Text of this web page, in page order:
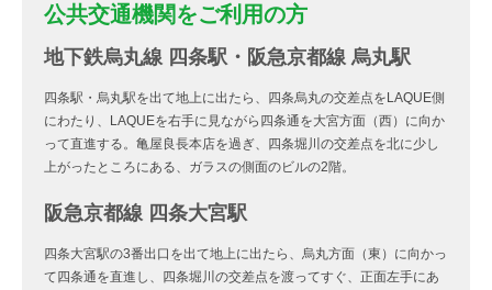
公共交通機関をご利用の方
地下鉄烏丸線 四条駅・阪急京都線 烏丸駅
四条駅・烏丸駅を出て地上に出たら、四条烏丸の交差点をLAQUE側
にわたり、LAQUEを右手に見ながら四条通を大宮方面（西）に向か
って直進する。亀屋良長本店を過ぎ、四条堀川の交差点を北に少し
上がったところにある、ガラスの側面のビルの2階。
阪急京都線 四条大宮駅
四条大宮駅の3番出口を出て地上に出たら、烏丸方面（東）に向かっ
て四条通を直進し、四条堀川の交差点を渡ってすぐ、正面左手にあ